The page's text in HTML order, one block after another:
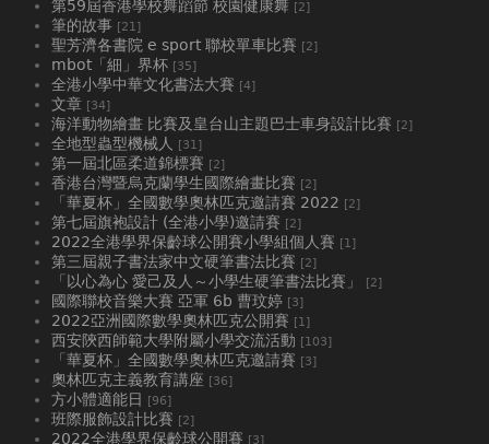
第59屆香港學校舞蹈節 校園健康舞 [2]
筆的故事 [21]
聖芳濟各書院 e sport 聯校單車比賽 [2]
mbot「細」界杯 [35]
全港小學中華文化書法大賽 [4]
文章 [34]
海洋動物繪畫 比賽及皇台山主題巴士車身設計比賽 [2]
全地型蟲型機械人 [31]
第一屆北區柔道錦標賽 [2]
香港台灣暨烏克蘭學生國際繪畫比賽 [2]
「華夏杯」全國數學奧林匹克邀請賽 2022 [2]
第七屆旗袍設計 (全港小學)邀請賽 [2]
2022全港學界保齡球公開賽小學組個人賽 [1]
第三屆親子書法家中文硬筆書法比賽 [2]
「以心為心 愛己及人～小學生硬筆書法比賽」 [2]
國際聯校音樂大賽 亞軍 6b 曹玟婷 [3]
2022亞洲國際數學奧林匹克公開賽 [1]
西安陝西師範大學附屬小學交流活動 [103]
「華夏杯」全國數學奧林匹克邀請賽 [3]
奧林匹克主義教育講座 [36]
方小體適能日 [96]
班際服飾設計比賽 [2]
2022全港學界保齡球公開賽 [3]